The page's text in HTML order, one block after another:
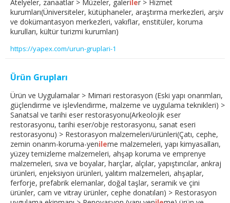
Atelyeler, zanaatlar > Müzeler, galeriler > Hizmet
kurumları(Üniversiteler, kütüphaneler, araştırma merkezleri, arşiv
ve dokümantasyon merkezleri, vakıflar, enstitüler, koruma
kurulları, kültür turizmi kurumları)
https://yapex.com/urun-gruplari-1
Ürün Grupları
Ürün ve Uygulamalar > Mimari restorasyon (Eski yapı onarımları,
güçlendirme ve işlevlendirme, malzeme ve uygulama teknikleri) >
Sanatsal ve tarihi eser restorasyonu(Arkeolojik eser
restorasyonu, tarihi eser/obje restorasyonu, sanat eseri
restorasyonu) > Restorasyon malzemeleri/ürünleri(Çatı, cephe,
zemin onarım-koruma-yenileme malzemeleri, yapı kimyasalları,
yüzey temizleme malzemeleri, ahşap koruma ve emprenye
malzemeleri, sıva ve boyalar, harçlar, alçılar, yapıştırıcılar, ankraj
ürünleri, enjeksiyon ürünleri, yalıtım malzemeleri, ahşaplar,
ferforje, prefabrik elemanlar, doğal taşlar, seramik ve çini
ürünler, cam ve vitray ürünler, cephe donatıları) > Restorasyon